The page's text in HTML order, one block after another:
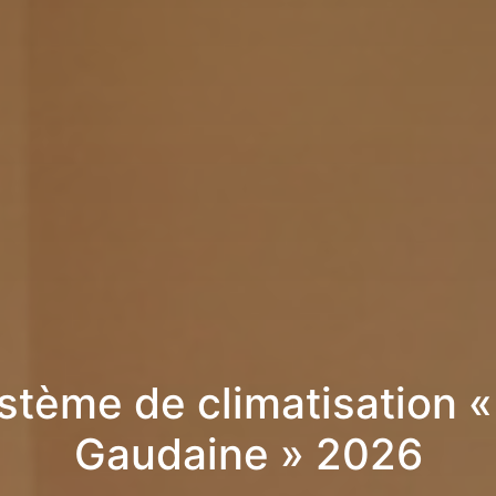
de climatisation
Gaudaine » 2026